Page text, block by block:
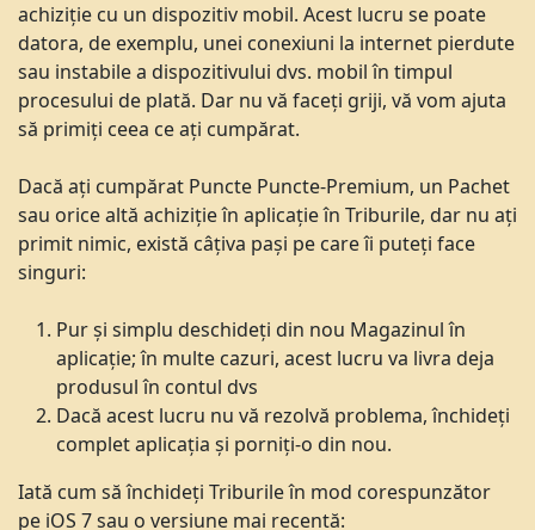
achiziție cu un dispozitiv mobil. Acest lucru se poate
datora, de exemplu, unei conexiuni la internet pierdute
sau instabile a dispozitivului dvs. mobil în timpul
procesului de plată. Dar nu vă faceți griji, vă vom ajuta
să primiți ceea ce ați cumpărat.
Dacă ați cumpărat Puncte Puncte-Premium, un Pachet
sau orice altă achiziție în aplicație în Triburile, dar nu ați
primit nimic, există câțiva pași pe care îi puteți face
singuri:
Pur și simplu deschideți din nou Magazinul în
aplicație; în multe cazuri, acest lucru va livra deja
produsul în contul dvs
Dacă acest lucru nu vă rezolvă problema, închideți
complet aplicația și porniți-o din nou.
Iată cum să închideți Triburile în mod corespunzător
pe iOS 7 sau o versiune mai recentă: